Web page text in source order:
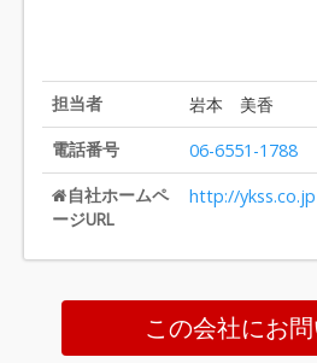
担当者
岩本 美香
電話番号
06-6551-1788
自社ホームペ
ージURL
http://ykss.co.jp
この会社にお